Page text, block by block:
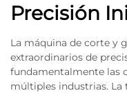
Precisión
La máquina de corte y
extraordinarios de
fundamentalmente las
múltiples industrias. La